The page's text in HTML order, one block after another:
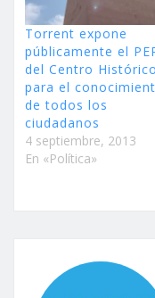
Torrent expone
públicamente el
del Centro Histórico
para el
de todos los
ciudadanos
4 septiembre, 2013
En «Política»